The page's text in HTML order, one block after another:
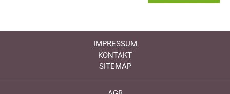
IMPRESSUM
KONTAKT
SITEMAP